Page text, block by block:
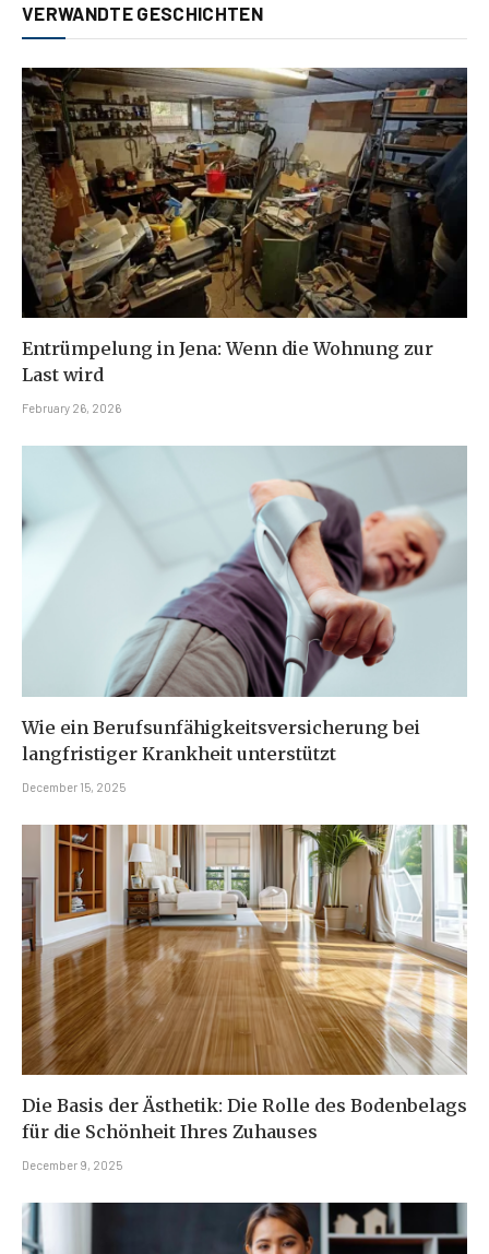
VERWANDTE GESCHICHTEN
Entrümpelung in Jena: Wenn die Wohnung zur
Last wird
February 26, 2026
Wie ein Berufsunfähigkeitsversicherung bei
langfristiger Krankheit unterstützt
December 15, 2025
Die Basis der Ästhetik: Die Rolle des Bodenbelags
für die Schönheit Ihres Zuhauses
December 9, 2025